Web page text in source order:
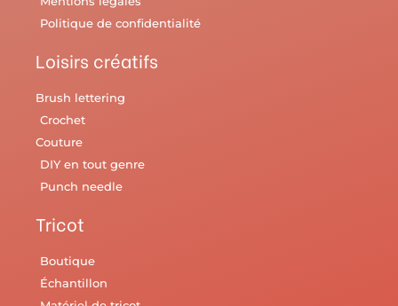
Politique de confidentialité
Loisirs créatifs
Brush lettering
Crochet
Couture
DIY en tout genre
Punch needle
Tricot
Boutique
Échantillon